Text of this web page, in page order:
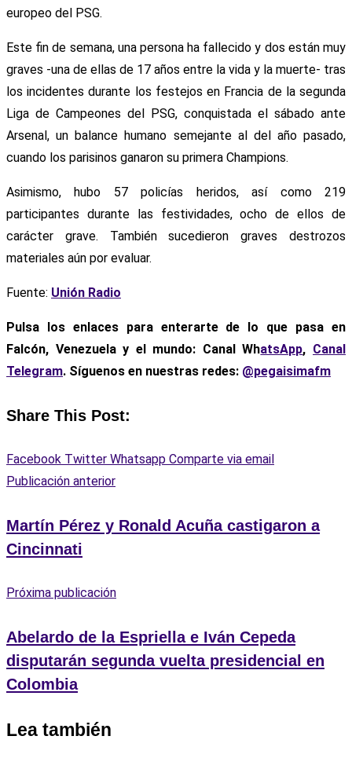
europeo del PSG.
Este fin de semana, una persona ha fallecido y dos están muy
graves -una de ellas de 17 años entre la vida y la muerte- tras
los incidentes durante los festejos en Francia de la segunda
Liga de Campeones del PSG, conquistada el sábado ante
Arsenal, un balance humano semejante al del año pasado,
cuando los parisinos ganaron su primera Champions.
Asimismo, hubo 57 policías heridos, así como 219
participantes durante las festividades, ocho de ellos de
carácter grave. También sucedieron graves destrozos
materiales aún por evaluar.
Fuente: Unión Radio
Pulsa los enlaces para enterarte de lo que pasa en
Falcón, Venezuela y el mundo: Canal WhatsApp, Canal
Telegram. Síguenos en nuestras redes: @pegaisimafm
Share This Post:
Facebook Twitter Whatsapp Comparte via email
Publicación anterior
Martín Pérez y Ronald Acuña castigaron a
Cincinnati
Próxima publicación
Abelardo de la Espriella e Iván Cepeda
disputarán segunda vuelta presidencial en
Colombia
Lea también